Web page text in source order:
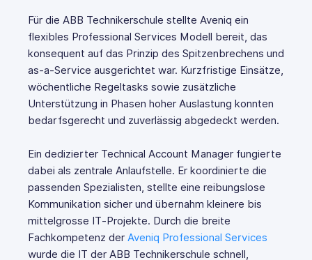
Für die ABB Technikerschule stellte Aveniq ein
flexibles Professional Services Modell bereit, das
konsequent auf das Prinzip des Spitzenbrechens und
as-a-Service ausgerichtet war. Kurzfristige Einsätze,
wöchentliche Regeltasks sowie zusätzliche
Unterstützung in Phasen hoher Auslastung konnten
bedarfsgerecht und zuverlässig abgedeckt werden.
Ein dedizierter Technical Account Manager fungierte
dabei als zentrale Anlaufstelle. Er koordinierte die
passenden Spezialisten, stellte eine reibungslose
Kommunikation sicher und übernahm kleinere bis
mittelgrosse IT‑Projekte. Durch die breite
Fachkompetenz der Aveniq Professional Services
wurde die IT der ABB Technikerschule schnell,